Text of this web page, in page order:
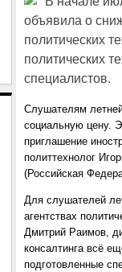
объявила о
политических
политических
специалистов.
Слушателям
социальную цену.
приглашение
политтехнолог
(Российская
Для слушателей
агентствах
Дмитрий Раимов,
консалтинга всё
подготовленные